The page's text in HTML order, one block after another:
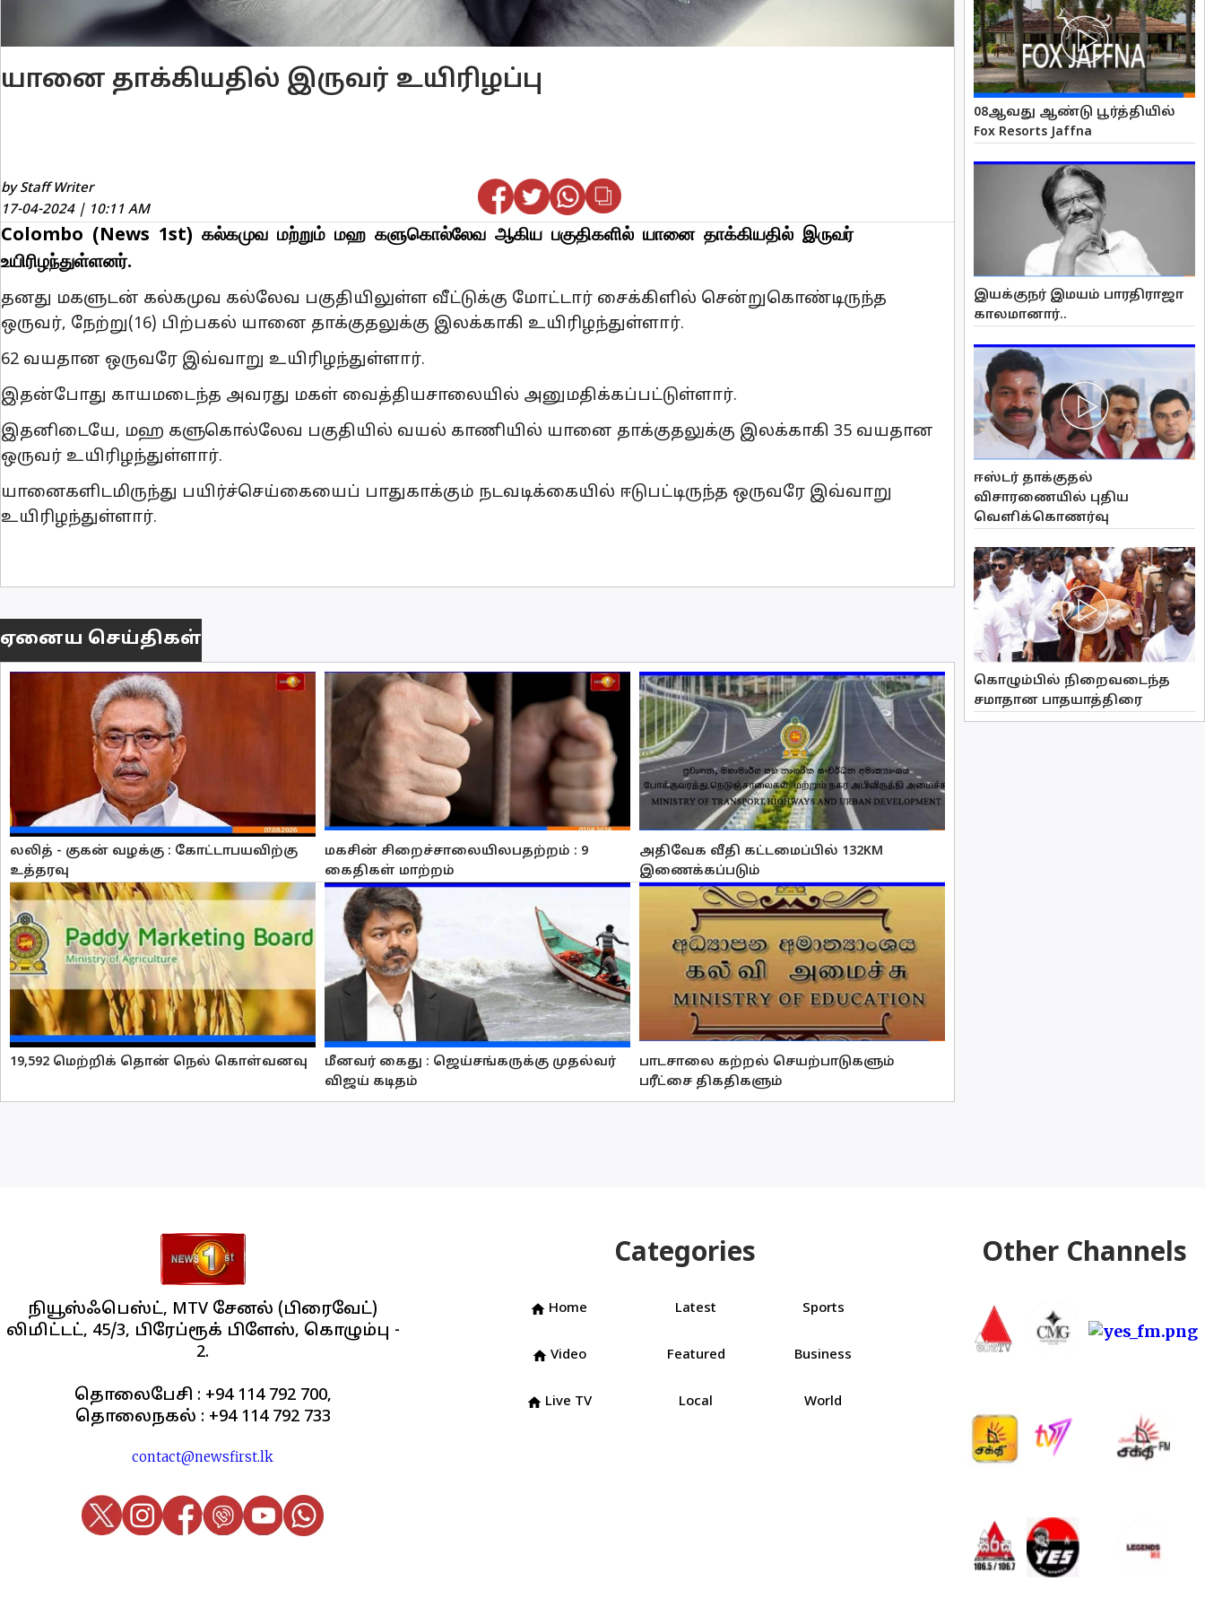
யானை தாக்கியதில் இருவர் உயிரிழப்பு
by Staff Writer
17-04-2024 | 10:11 AM
Colombo (News 1st) கல்கமுவ மற்றும் மஹ களுகொல்லேவ ஆகிய பகுதிகளில் யானை தாக்கியதில் இருவர்
உயிரிழந்துள்ளனர்.
தனது மகளுடன் கல்கமுவ கல்லேவ பகுதியிலுள்ள வீட்டுக்கு மோட்டார் சைக்கிளில் சென்றுகொண்டிருந்த
ஒருவர், நேற்று(16) பிற்பகல் யானை தாக்குதலுக்கு இலக்காகி உயிரிழந்துள்ளார்.
62 வயதான ஒருவரே இவ்வாறு உயிரிழந்துள்ளார்.
இதன்போது காயமடைந்த அவரது மகள் வைத்தியசாலையில் அனுமதிக்கப்பட்டுள்ளார்.
இதனிடையே, மஹ களுகொல்லேவ பகுதியில் வயல் காணியில் யானை தாக்குதலுக்கு இலக்காகி 35 வயதான
ஒருவர் உயிரிழந்துள்ளார்.
யானைகளிடமிருந்து பயிர்ச்செய்கையைப் பாதுகாக்கும் நடவடிக்கையில் ஈடுபட்டிருந்த ஒருவரே இவ்வாறு
உயிரிழந்துள்ளார்.
ஏனைய செய்திகள்
லலித் - குகன் வழக்கு : கோட்டாபயவிற்கு
உத்தரவு
மகசின் சிறைச்சாலையிலபதற்றம் : 9
கைதிகள் மாற்றம்
அதிவேக வீதி கட்டமைப்பில் 132KM
இணைக்கப்படும்
19,592 மெற்றிக் தொன் நெல் கொள்வனவு
மீனவர் கைது : ஜெய்சங்கருக்கு முதல்வர்
விஜய் கடிதம்
பாடசாலை கற்றல் செயற்பாடுகளும்
பரீட்சை திகதிகளும்
08ஆவது ஆண்டு பூர்த்தியில்
Fox Resorts Jaffna
இயக்குநர் இமயம் பாரதிராஜா
காலமானார்..
ஈஸ்டர் தாக்குதல்
விசாரணையில் புதிய
வௌிக்கொணர்வு
கொழும்பில் நிறைவடைந்த
சமாதான பாதயாத்திரை
நியூஸ்ஃபெஸ்ட், MTV சேனல் (பிரைவேட்)
லிமிட்டட், 45/3, பிரேப்ரூக் பிளேஸ், கொழும்பு -
2.
தொலைபேசி : +94 114 792 700,
தொலைநகல் : +94 114 792 733
contact@newsfirst.lk
Categories
home Home Latest Sports
home Video Featured Business
home Live TV Local World
Other Channels